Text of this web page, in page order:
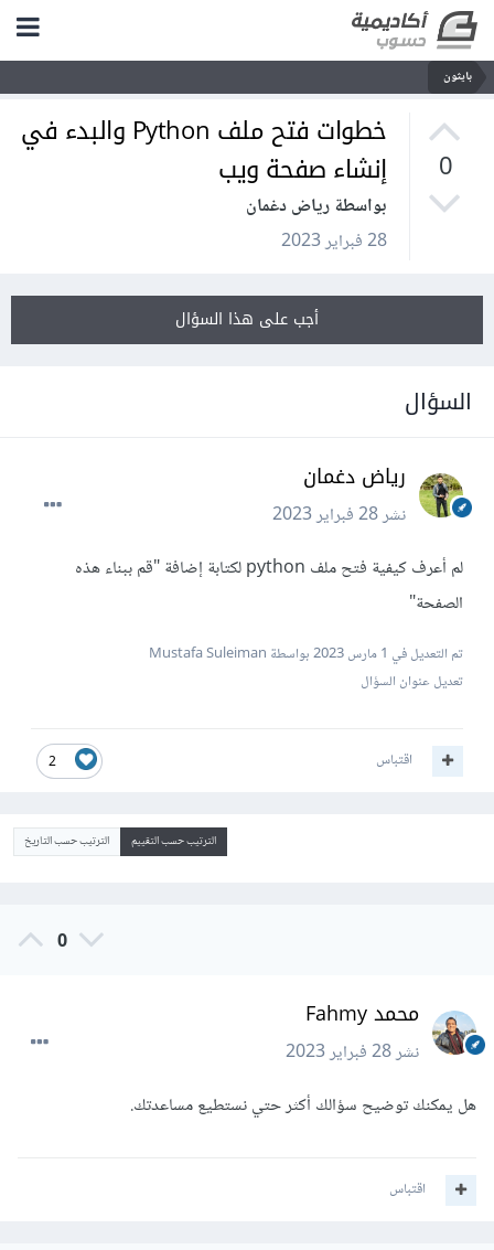
بايثون
0
خطوات فتح ملف Python والبدء في
إنشاء صفحة ويب
بواسطة رياض دغمان
28 فبراير 2023
أجب على هذا السؤال
السؤال
رياض دغمان
نشر28 فبراير 2023
لم أعرف كيفية فتح ملف python لكتابة إضافة "قم ببناء هذه
الصفحة"
تم التعديل في 1 مارس 2023
بواسطة Mustafa Suleiman
تعديل عنوان السؤال
2 اقتباس
الترتيب حسب التقييم الترتيب حسب التاريخ
0
محمد Fahmy
نشر28 فبراير 2023
هل يمكنك توضيح سؤالك أكثر حتي نستطيع مساعدتك.
اقتباس